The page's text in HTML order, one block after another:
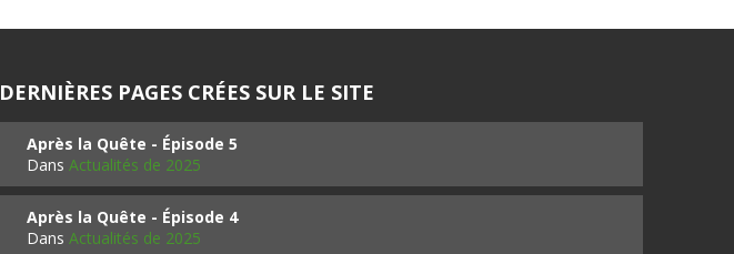
DERNIÈRES PAGES CRÉES SUR LE SITE
Après la Quête - Épisode 5
Dans Actualités de 2025
Après la Quête - Épisode 4
Dans Actualités de 2025